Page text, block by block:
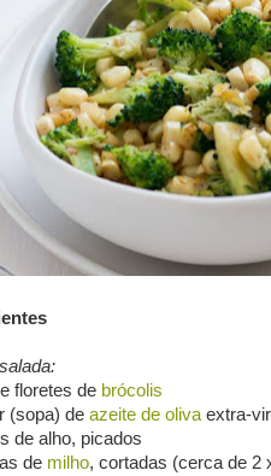
floretes de brócolis
(sopa) de azeite de oliva extra-
de alho, picados
de milho, cortadas (cerca de 2